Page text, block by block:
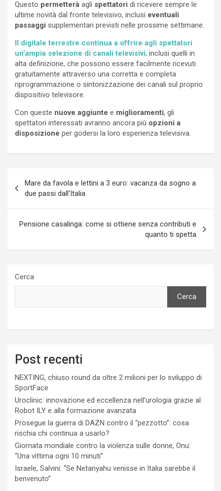
Questo permetterà agli spettatori di ricevere sempre le
ultime novità dal fronte televisivo, inclusi eventuali
passaggi supplementari previsti nelle prossime settimane.
Il digitale terrestre continua a offrire agli spettatori
un’ampia selezione di canali televisivi, inclusi quelli in
alta definizione, che possono essere facilmente ricevuti
gratuitamente attraverso una corretta e completa
riprogrammazione o sintonizzazione dei canali sul proprio
dispositivo televisore.
Con queste nuove aggiunte e miglioramenti, gli
spettatori interessati avranno ancora più opzioni a
disposizione per godersi la loro esperienza televisiva.
articoli
Mare da favola e lettini a 3 euro: vacanza da sogno a
due passi dall’Italia
Pensione casalinga: come si ottiene senza contributi e
quanto ti spetta
Cerca
Cerca
Post recenti
NEXTING, chiuso round da oltre 2 milioni per lo sviluppo di
SportFace
Uroclinic: innovazione ed eccellenza nell’urologia grazie al
Robot ILY e alla formazione avanzata
Prosegue la guerra di DAZN contro il “pezzotto”: cosa
rischia chi continua a usarlo?
Giornata mondiale contro la violenza sulle donne, Onu:
“Una vittima ogni 10 minuti”
Israele, Salvini: “Se Netanyahu venisse in Italia sarebbe il
benvenuto”